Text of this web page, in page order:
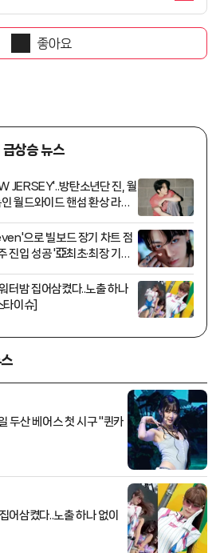
좋아요
급상승 뉴스
JERSEY'..방탄소년단 진, 월
월드와이드 핸섬 환상 라이
으로 빌보드 장기 차트 점
진입 성공 '亞최초·최장 기록
터밤 집어삼켰다..노출 하나
타이슈]
두산 베어스 첫 시구 "퀸카
어삼켰다..노출 하나 없이